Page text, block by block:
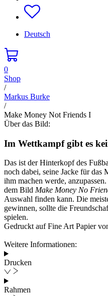
Deutsch
0
Shop
/
Markus Burke
/
Make Money Not Friends I
Über das Bild:
Im Wettkampf gibt es
Das ist der Hinterkopf des
noch dabei, seine Jacke für das
ihm machen werde,
dem Bild Make Money No
Auswahl finden kann. Die
gewinnen, sollte die
spielen.
Gedruckt auf Fine Art Papier
Weitere Informationen:
Drucken
Rahmen